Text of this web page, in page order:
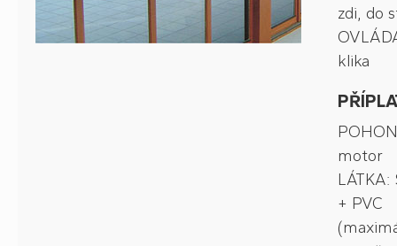
zdi, do
klika
motor
LÁTKA:
+ PVC